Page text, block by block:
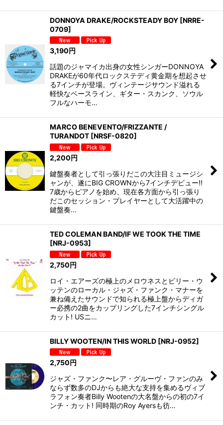
DONNOYA DRAKE/ROCKSTEADY BOY [NRRE-
0709]
3,190円
話題のジャマイカ出身の女性シンガーDONNOYA
DRAKEが60年代ロックステディ黄金期を想起させ
る7インチが登場。ヴィンテージサウンド溢れる
軽快なベースライン、ギター・スカンク、ソウル
フルなハーモ…
MARCO BENEVENTO/FRIZZANTE /
TURANDOT [NRSF-0820]
2,200円
鍵盤奏者として引っ張りだこの大注目ミュージシ
ャンが、遂にBIG CROWNから7インチデビュー!!
7歳からピアノを始め、現在各方面から引っ張り
だこのセッション・プレイヤーとして大活躍中の
鍵盤奏…
TED COLEMAN BAND/IF WE TOOK THE TIME
[NRJ-0953]
2,750円
ロイ・エアーズの極上のメロウネスとビリー・ウ
ッテンのローカル・ジャズ・ファンク・マナーを
兼ね備えたサウンドで知られる極上盤からディガ
ー必携の2曲をカップリングした7インチシングル
カット! USニ…
BILLY WOOTEN/IN THIS WORLD [NRJ-0952]
2,750円
ジャズ・ファンク〜レア・グルーヴ・ファンのみ
ならず数多のDJからも絶大な支持を集めるヴィブ
ラフォン奏者Billy Wootenの大名盤からの初の7イ
ンチ・カット! 同時期のRoy Ayersも彷…